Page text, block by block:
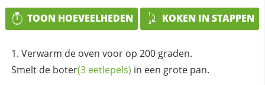
TOON HOEVEELHEDEN KOKEN IN STAPPEN
Verwarm de oven voor op 200 graden.
Smelt de boter(3 eetlepels) in een grote pan.